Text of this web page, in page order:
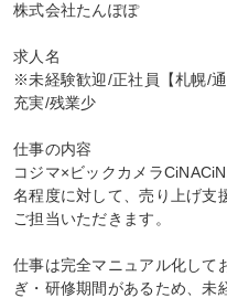
株式会社たんぽぽ
求人名
※未経験歓迎/正社員【札幌/
充実/残業少
仕事の内容
コジマ×ビックカメラ
名程度に対して、売り上げ支
ご担当いただきます。
仕事は完全マニュアル化して
ぎ・研修期間があるため、未